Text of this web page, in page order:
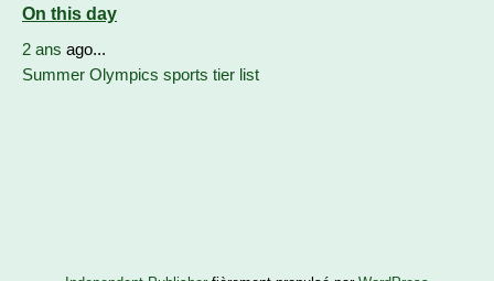
On this day
2 ans ago...
Summer Olympics sports tier list